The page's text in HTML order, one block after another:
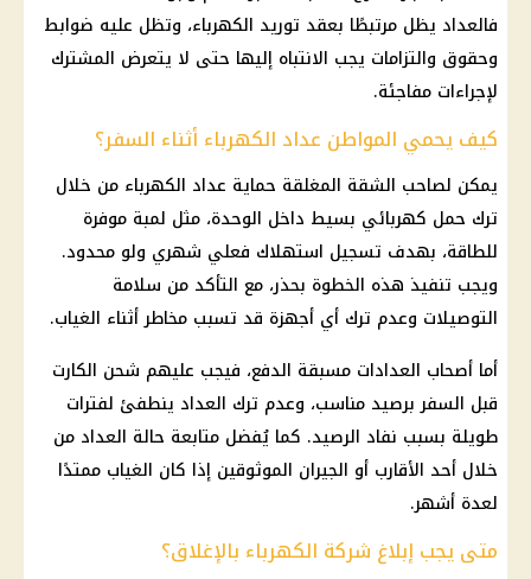
فالعداد يظل مرتبطًا بعقد توريد الكهرباء، وتظل عليه ضوابط
وحقوق والتزامات يجب الانتباه إليها حتى لا يتعرض المشترك
لإجراءات مفاجئة.
كيف يحمي المواطن عداد الكهرباء أثناء السفر؟
يمكن لصاحب الشقة المغلقة حماية عداد الكهرباء من خلال
ترك حمل كهربائي بسيط داخل الوحدة، مثل لمبة موفرة
للطاقة، بهدف تسجيل استهلاك فعلي شهري ولو محدود.
ويجب تنفيذ هذه الخطوة بحذر، مع التأكد من سلامة
التوصيلات وعدم ترك أي أجهزة قد تسبب مخاطر أثناء الغياب.
أما أصحاب العدادات مسبقة الدفع، فيجب عليهم شحن الكارت
قبل السفر برصيد مناسب، وعدم ترك العداد ينطفئ لفترات
طويلة بسبب نفاد الرصيد. كما يُفضل متابعة حالة العداد من
خلال أحد الأقارب أو الجيران الموثوقين إذا كان الغياب ممتدًا
لعدة أشهر.
متى يجب إبلاغ شركة الكهرباء بالإغلاق؟